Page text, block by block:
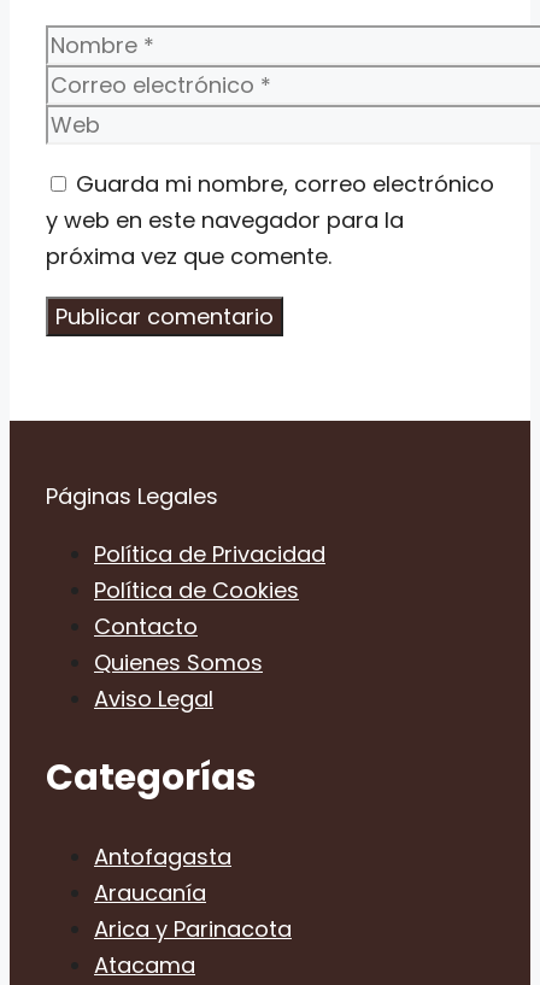
Nombre
Correo
electrónico
Web
Guarda mi nombre, correo electrónico
y web en este navegador para la
próxima vez que comente.
Páginas Legales
Política de Privacidad
Política de Cookies
Contacto
Quienes Somos
Aviso Legal
Categorías
Antofagasta
Araucanía
Arica y Parinacota
Atacama